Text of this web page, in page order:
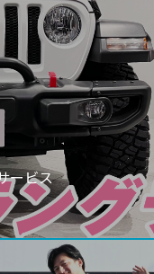
ービス